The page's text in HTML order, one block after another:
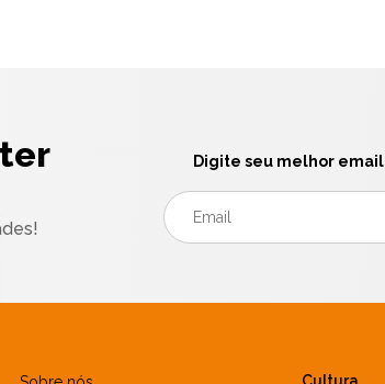
Digite seu melhor email